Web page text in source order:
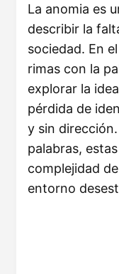
La anomia es
describir la
sociedad. En
rimas con la
explorar la
pérdida de
y sin
palabras,
complejidad
entorno